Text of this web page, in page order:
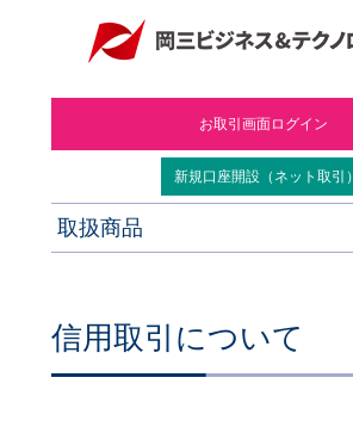
信用取引について
お取引画面ログイン
新規口座開設（ネット取引）
取扱商品